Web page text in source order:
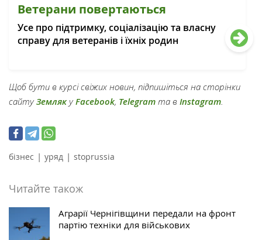
Ветерани повертаються
Усе про підтримку, соціалізацію та власну
справу для ветеранів і їхніх родин
Щоб бути в курсі свіжих новин, підпишіться на сторінки
сайтуЗемлякуFacebook, Telegram та в Instagram
бізнес | уряд | stoprussia
Читайте також
Аграрії Чернігівщини передали на фронт
партію техніки для військових